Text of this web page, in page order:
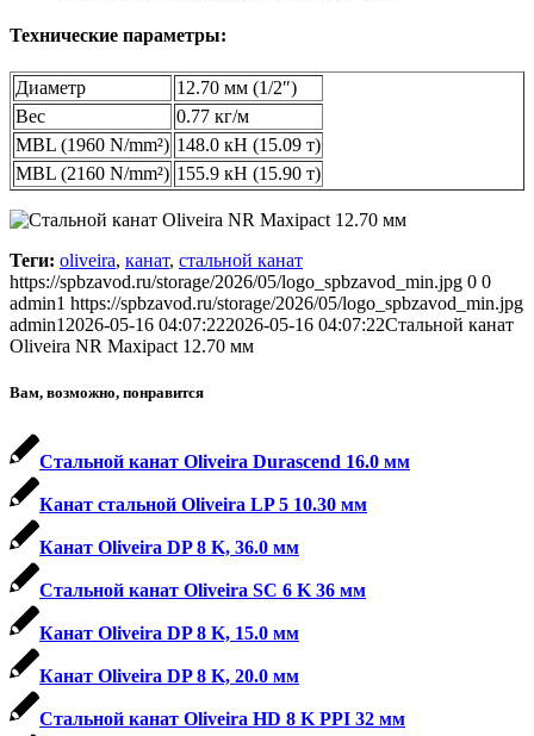
Технические параметры:
Диаметр
12.70 мм (1/2″)
Вес
0.77 кг/м
MBL (1960 N/mm²) 148.0 кН (15.09 т)
MBL (2160 N/mm²) 155.9 кН (15.90 т)
Теги: oliveira, канат, стальной канат
https://spbzavod.ru/storage/2026/05/logo_spbzavod_min.jpg 0 0
admin1 https://spbzavod.ru/storage/2026/05/logo_spbzavod_min.jpg
admin1 2026-05-16 04:07:222026-05-16 04:07:22Стальной канат
Oliveira NR Maxipact 12.70 мм
Вам, возможно, понравится
Стальной канат Oliveira Durascend 16.0 мм
Канат стальной Oliveira LP 5 10.30 мм
Канат Oliveira DP 8 K, 36.0 мм
Стальной канат Oliveira SC 6 K 36 мм
Канат Oliveira DP 8 K, 15.0 мм
Канат Oliveira DP 8 K, 20.0 мм
Стальной канат Oliveira HD 8 K PPI 32 мм